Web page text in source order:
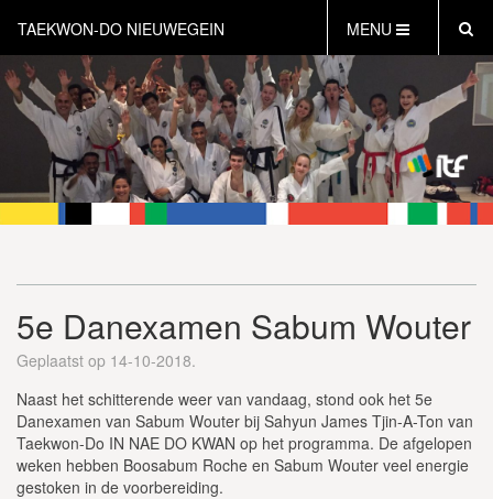
TAEKWON-DO NIEUWEGEIN MENU
HOME
NIEUWS
AGENDA
INFORMATIE
LESTIJDEN
WAT IS KICKBOKSEN?
WAT IS DEFENSE?
PERSONAL TRAINING
CONTACT
5e Danexamen Sabum Wouter
Geplaatst op 14-10-2018.
Naast het schitterende weer van vandaag, stond ook het 5e
Danexamen van Sabum Wouter bij Sahyun James Tjin-A-Ton van
Taekwon-Do IN NAE DO KWAN op het programma. De afgelopen
weken hebben Boosabum Roche en Sabum Wouter veel energie
gestoken in de voorbereiding.